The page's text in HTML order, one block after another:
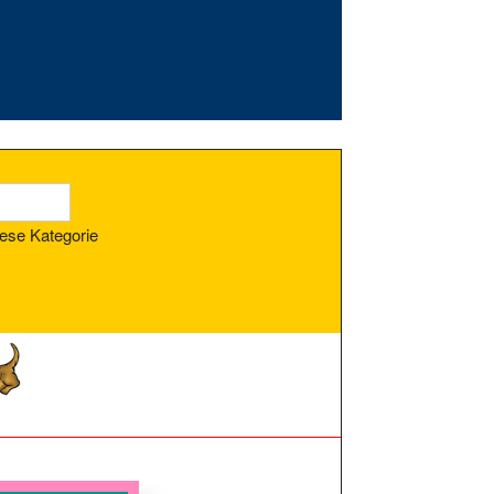
Kategorie